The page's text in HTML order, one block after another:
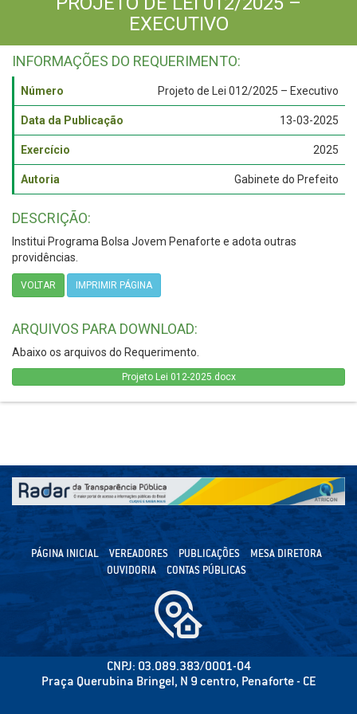
EXECUTIVO
INFORMAÇÕES DO REQUERIMENTO:
Número Projeto de Lei 012/2025 – Executivo
Data da Publicação 13-03-2025
Exercício 2025
Autoria Gabinete do Prefeito
DESCRIÇÃO:
Institui Programa Bolsa Jovem Penaforte e adota outras
providências.
VOLTAR IMPRIMIR PÁGINA
ARQUIVOS PARA DOWNLOAD:
Abaixo os arquivos do Requerimento.
Projeto Lei 012-2025.docx
PÁGINA INICIAL VEREADORES PUBLICAÇÕES
MESA DIRETORA
OUVIDORIA
CONTAS PÚBLICAS
CNPJ: 03.089.383/0001-04
Praça Querubina Bringel, N 9 centro, Penaforte - CE